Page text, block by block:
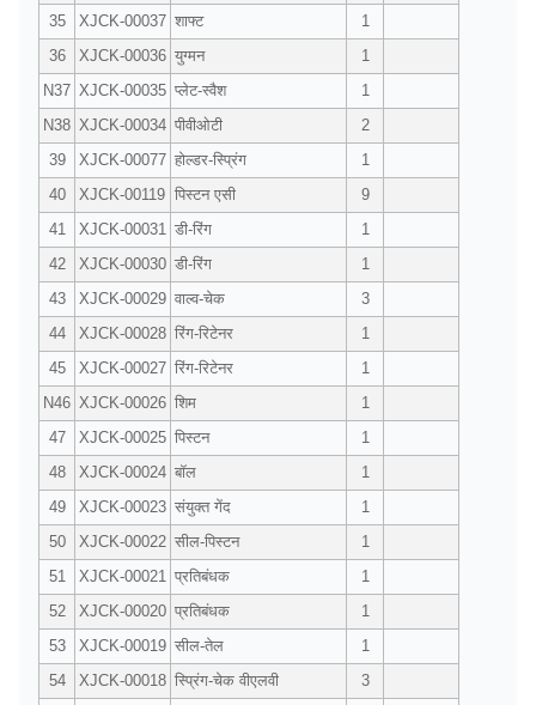
35 XJCK-00037 शाफ्ट
1
36
XJCK-00036 युग्मन
1
N37 XJCK-00035 प्लेट-स्वैश
1
N38 XJCK-00034 पीवीओटी
2
39
XJCK-00077 होल्डर-स्प्रिंग
1
40
XJCK-00119 पिस्टन एसी
9
41
XJCK-00031 डी-रिंग
1
42
XJCK-00030 डी-रिंग
1
43
XJCK-00029 वाल्व-चेक
3
44
XJCK-00028 रिंग-रिटेनर
1
45
XJCK-00027 रिंग-रिटेनर
1
N46 XJCK-00026 शिम
1
47
XJCK-00025 पिस्टन
1
48
XJCK-00024 बॉल
1
49
XJCK-00023 संयुक्त गेंद
1
50
XJCK-00022 सील-पिस्टन
1
51
XJCK-00021 प्रतिबंधक
1
52
XJCK-00020 प्रतिबंधक
1
53
XJCK-00019 सील-तेल
1
54
XJCK-00018 स्प्रिंग-चेक वीएलवी
3